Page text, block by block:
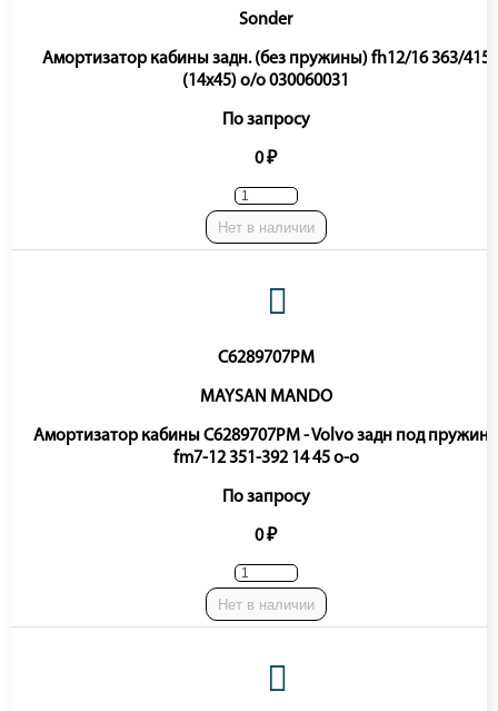
Sonder
Амортизатор кабины задн. (без пружины) fh12/16 363/415
(14x45) o/o 030060031
По запросу
0 ₽
Нет в наличии
C6289707PM
MAYSAN MANDO
Амортизатор кабины C6289707PM - Volvo задн под пружину
fm7-12 351-392 14 45 o-o
По запросу
0 ₽
Нет в наличии